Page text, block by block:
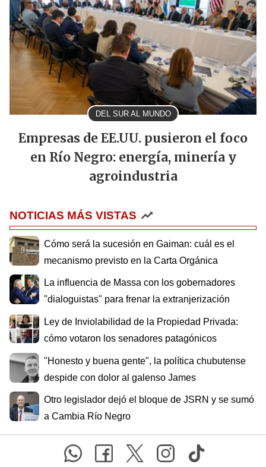
DEL SUR AL MUNDO
Empresas de EE.UU. pusieron el foco
en Río Negro: energía, minería y
agroindustria
NOTICIAS MÁS VISTAS
Cómo será la sucesión en Gaiman: cuál es el
mecanismo previsto en la Carta Orgánica
La influencia de Massa con los gobernadores
"dialoguistas" para frenar la extranjerización
Ley de Inviolabilidad de la Propiedad Privada:
cómo votaron los senadores patagónicos
"Honesto y buena gente", la política chubutense
despide con dolor al galenso James
Otro legislador dejó el bloque de JSRN y se sumó
a Cambia Río Negro